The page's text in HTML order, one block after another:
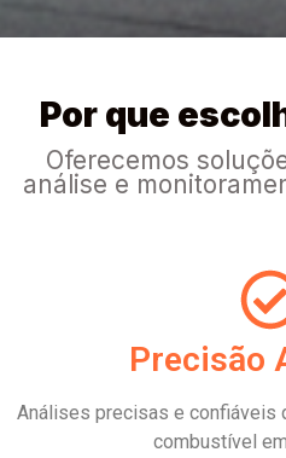
Por que
Oferecemos
análise e
Precisão
Análises precisas e confiáveis
combustível